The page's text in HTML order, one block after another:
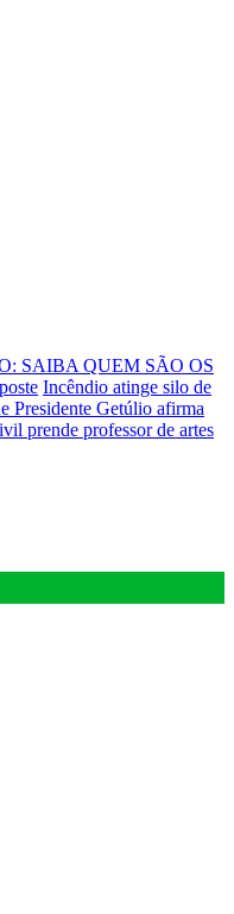
SAIBA QUEM SÃO OS
Incêndio atinge silo de
Presidente Getúlio afirma
prende professor de artes